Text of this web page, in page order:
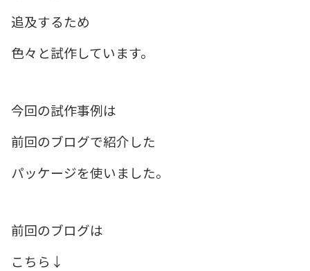
追及するため
色々と試作しています。
今回の試作事例は
前回のブログで紹介した
パッケージを使いました。
前回のブログは
こちら↓